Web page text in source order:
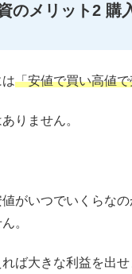
のメリット2 購
「安値で買い高値
りません。
がいつでいくらな
。
ば大きな利益を出